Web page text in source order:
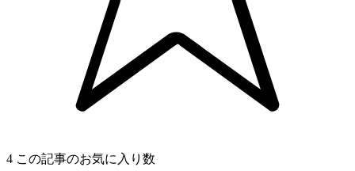
4 この記事のお気に入り数